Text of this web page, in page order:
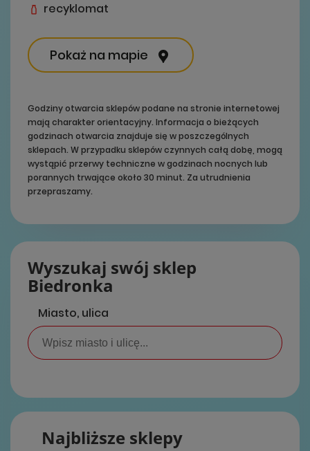
recyklomat
Pokaż na mapie
Godziny otwarcia sklepów podane na stronie internetowej
mają charakter orientacyjny. Informacja o bieżących
godzinach otwarcia znajduje się w poszczególnych
sklepach. W przypadku sklepów czynnych całą dobę, mogą
wystąpić przerwy techniczne w godzinach nocnych lub
porannych trwające około 30 minut. Za utrudnienia
przepraszamy.
Wyszukaj swój sklep
Biedronka
Miasto, ulica
Najbliższe sklepy